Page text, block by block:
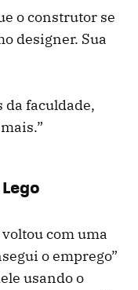
o construtor se
designer. Sua
da faculdade,
com uma
o emprego”
usando o